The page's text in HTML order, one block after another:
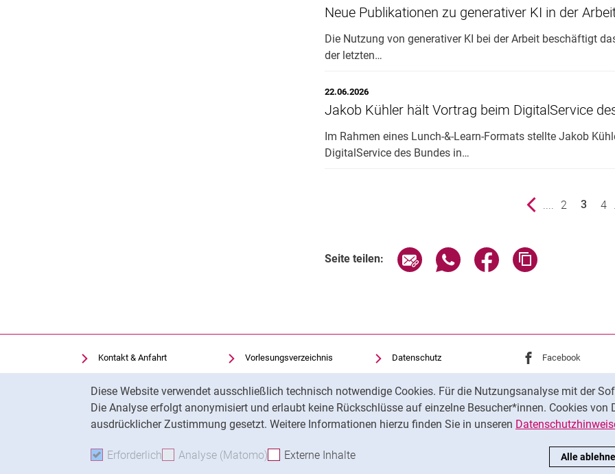
Diese Website verwendet ausschließlich technisch notwendige Cookies. Für die Nutzungsanalyse mit der
Die Analyse erfolgt anonymisiert und erlaubt keine Rückschlüsse auf einzelne Besucher*innen. Cookies von
ausdrücklicher Zustimmung gesetzt. Weitere Informationen hierzu finden Sie in unseren
Erforderlich Erforderliche Cookies akzeptieren
Analyse (Matomo) Analyse-Cookies akzeptieren
Externe Inhalte Alle
Neue Publikationen zu generativer KI in der
Die Nutzung von generativer KI bei der Arbeit beschäftigt
der letzten…
22.06.2026
Jakob Kühler hält Vortrag beim DigitalService
Im Rahmen eines Lunch-&-Learn-Formats stellte Jakob
DigitalService des Bundes in…
vorherige Seite .... Seite
2
3
4
Seite teilen: Seite über E-Mail teilen
Seite über WhatsApp teilen
Seite über Facebook
Kontakt & Anfahrt
Einrichtungen suchen
Stellenangebote
Cookie-Einstellungen
Vorlesungsverzeichnis
Uni-Bibliothek
Moodle
Panopto
Datenschutz
Barrierefreiheit
Transparenter KI-Einsatz
Impressum
Externer Link:
Facebook
Externer Link:
Instagram(öffnet